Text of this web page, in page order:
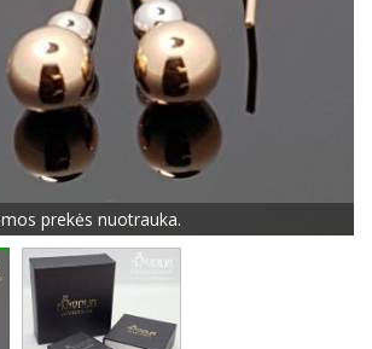
prekės nuotrauka.